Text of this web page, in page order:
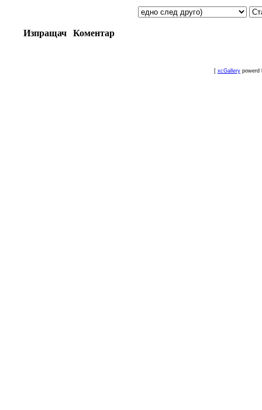
Изпращач Коментар
[ xcGallery